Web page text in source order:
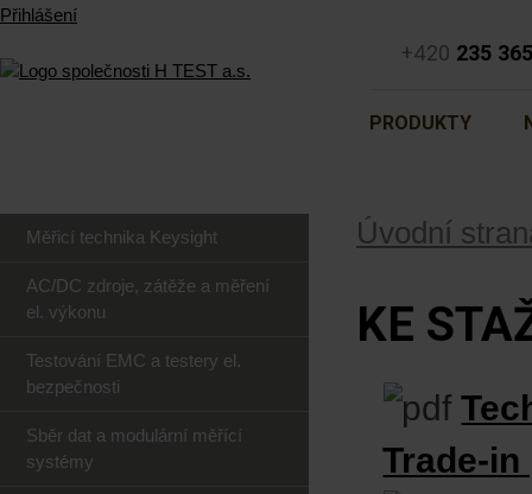
+420 235
PRODUKTY
Přihlášení
Úvodní
KE
Trade-
Měřicí technika Keysight
AC/DC zdroje, zátěže a měření
el. výkonu
Testování EMC a testery el.
bezpečnosti
Sběr dat a modulární měřící
systémy